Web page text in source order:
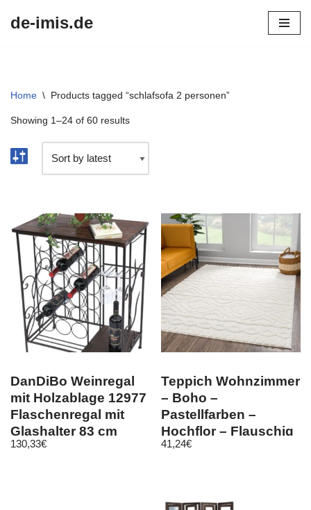
de-imis.de
Home \ Products tagged “schlafsofa 2 personen”
Showing 1–24 of 60 results
DanDiBo Weinregal
mit Holzablage 12977
Flaschenregal mit
Glashalter 83 cm
Braun Metal
130,33€
Teppich Wohnzimmer
– Boho –
Pastellfarben –
Hochflor – Flauschig
– Rauten Muster
41,24€